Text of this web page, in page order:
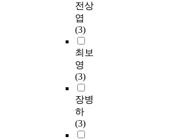
전상
엽
(3)
최보
영
(3)
장병
하
(3)